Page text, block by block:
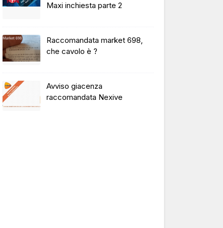
Maxi inchiesta parte 2
Raccomandata market 698,
che cavolo è ?
Avviso giacenza
raccomandata Nexive